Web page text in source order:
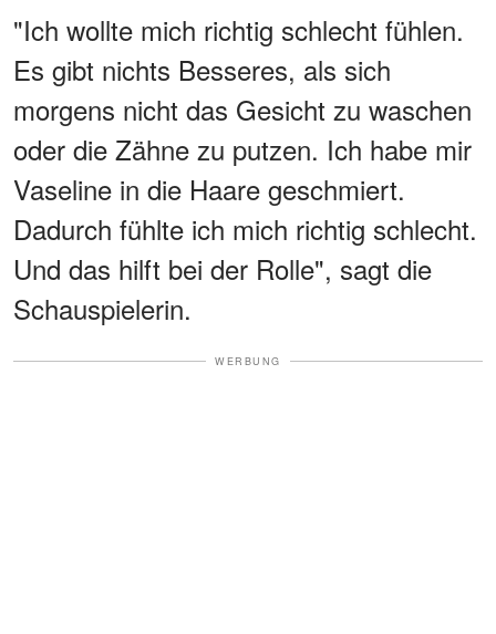
"Ich wollte mich richtig schlecht fühlen.
Es gibt nichts Besseres, als sich
morgens nicht das Gesicht zu waschen
oder die Zähne zu putzen. Ich habe mir
Vaseline in die Haare geschmiert.
Dadurch fühlte ich mich richtig schlecht.
Und das hilft bei der Rolle", sagt die
Schauspielerin.
WERBUNG